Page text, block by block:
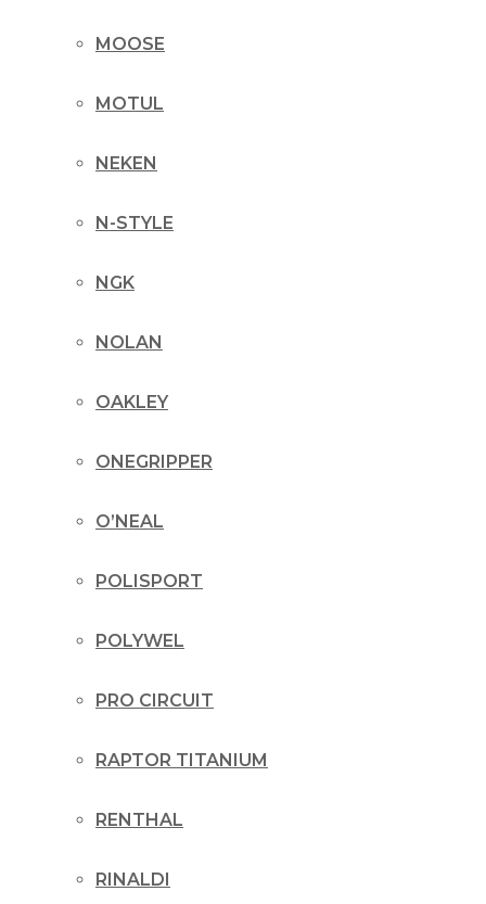
MOOSE
MOTUL
NEKEN
N-STYLE
NGK
NOLAN
OAKLEY
ONEGRIPPER
O’NEAL
POLISPORT
POLYWEL
PRO CIRCUIT
RAPTOR TITANIUM
RENTHAL
RINALDI